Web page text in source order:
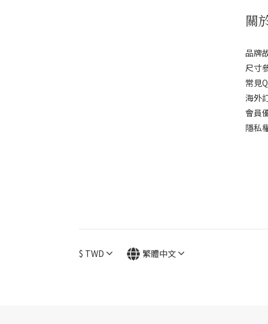
關
品牌
尺寸
常見
海外
會員
隱私
$ TWD 繁體中文